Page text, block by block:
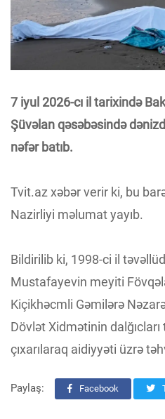
7 iyul 2026-cı il tarixində
Şüvəlan qəsəbəsində
nəfər batıb.
Tvit.az xəbər verir ki, bu
Nazirliyi məlumat yayıb.
Bildirilib ki, 1998-ci il
Mustafayevin meyiti
Kiçikhəcmli Gəmilərə
Dövlət Xidmətinin dalğıcları
çıxarılaraq aidiyyəti üzrə
Paylaş: Facebook